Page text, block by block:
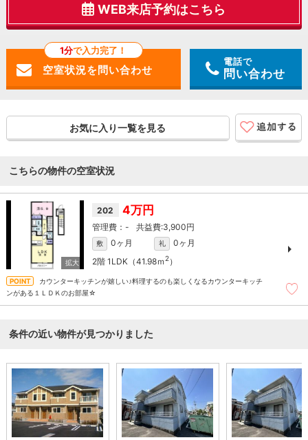
WEB来店予約はこちら
1分で入力完了！
電話で
問い合わせ
お気に入り一覧を見る
こちらの物件の空室状況
202 4万円
- 3,900円
敷 0ヶ月 礼
0ヶ月
2階 1LDK（41.98ｍ 2）
カウンターキッチンが嬉しい♪料理するのも楽しくなるカウンターキッチ
ンがある１ＬＤＫのお部屋☆
条件の近い物件が見つかりました